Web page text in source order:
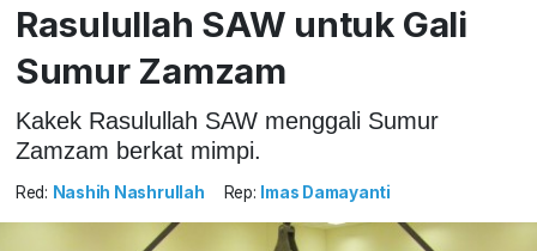
Rasulullah SAW untuk Gali
Sumur Zamzam
Kakek Rasulullah SAW menggali Sumur
Zamzam berkat mimpi.
Red: Nashih Nashrullah Rep: Imas Damayanti